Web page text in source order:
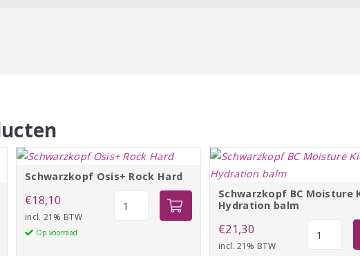
Schwarzkopf Osis+ Rock Hard
€18,10
incl. 21% BTW
Op voorraad
Schwarzkopf
Schwarzkopf BC Moisture
Hydration balm
€21,30
incl. 21% BTW